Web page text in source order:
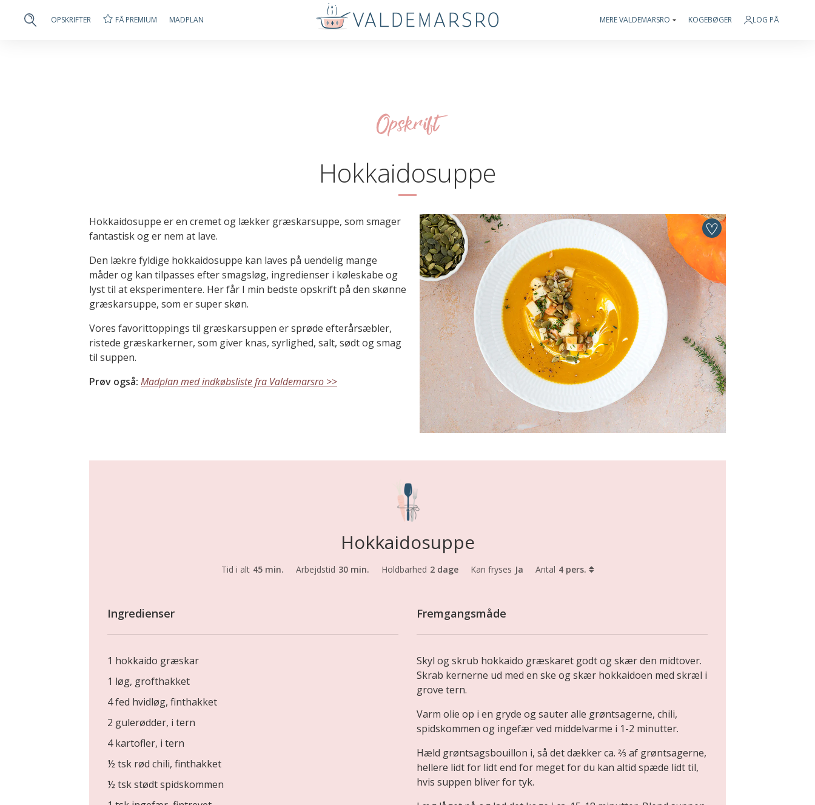
OPSKRIFTER FÅ PREMIUM MADPLAN MERE VALDEMARSRO KOGEBØGER LOG PÅ
Opskrift
Hokkaidosuppe
Hokkaidosuppe er en cremet og lækker græskarsuppe, som smager
fantastisk og er nem at lave.
Den lækre fyldige hokkaidosuppe kan laves på uendelig mange
måder og kan tilpasses efter smagsløg, ingredienser i køleskabe og
lyst til at eksperimentere. Her får I min bedste opskrift på den skønne
græskarsuppe, som er super skøn.
Vores favorittoppings til græskarsuppen er sprøde efterårsæbler,
ristede græskarkerner, som giver knas, syrlighed, salt, sødt og smag
til suppen.
Prøv også: Madplan med indkøbsliste fra Valdemarsro >>
Hokkaidosuppe
Tid i alt 45 min. Arbejdstid 30 min. Holdbarhed 2 dage Kan fryses Ja Antal 4 pers.
Ingredienser
1 hokkaido græskar
1 løg, grofthakket
4 fed hvidløg, finthakket
2 gulerødder, i tern
4 kartofler, i tern
½ tsk rød chili, finthakket
½ tsk stødt spidskommen
Fremgangsmåde
Skyl og skrub hokkaido græskaret godt og skær den midtover.
Skrab kernerne ud med en ske og skær hokkaidoen med skræl i
grove tern.
Varm olie op i en gryde og sauter alle grøntsagerne, chili,
spidskommen og ingefær ved middelvarme i 1-2 minutter.
Hæld grøntsagsbouillon i, så det dækker ca. 2⁄3 af grøntsagerne,
hellere lidt for lidt end for meget for du kan altid spæde lidt til,
hvis suppen bliver for tyk.